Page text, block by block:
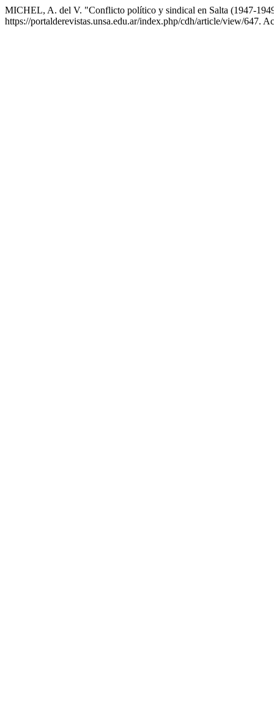
MICHEL, A. del V. "Conflicto político y sindical en Salta (1947-
https://portalderevistas.unsa.edu.ar/index.php/cdh/article/view/647.